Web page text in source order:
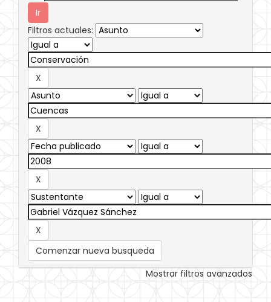
Filtros actuales:
Comenzar nueva busqueda
Mostrar filtros avanzados